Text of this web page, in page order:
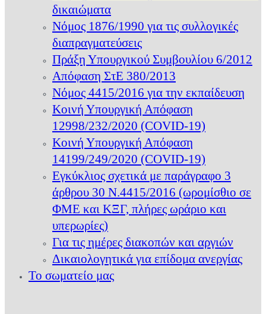
δικαιώματα
Νόμος 1876/1990 για τις συλλογικές
διαπραγματεύσεις
Πράξη Υπουργικού Συμβουλίου 6/2012
Απόφαση ΣτΕ 380/2013
Νόμος 4415/2016 για την εκπαίδευση
Κοινή Υπουργική Απόφαση
12998/232/2020 (COVID-19)
Κοινή Υπουργική Απόφαση
14199/249/2020 (COVID-19)
Εγκύκλιος σχετικά με παράγραφο 3
άρθρου 30 Ν.4415/2016 (ωρομίσθιο σε
ΦΜΕ και ΚΞΓ, πλήρες ωράριο και
υπερωρίες)
Για τις ημέρες διακοπών και αργιών
Δικαιολογητικά για επίδομα ανεργίας
Το σωματείο μας